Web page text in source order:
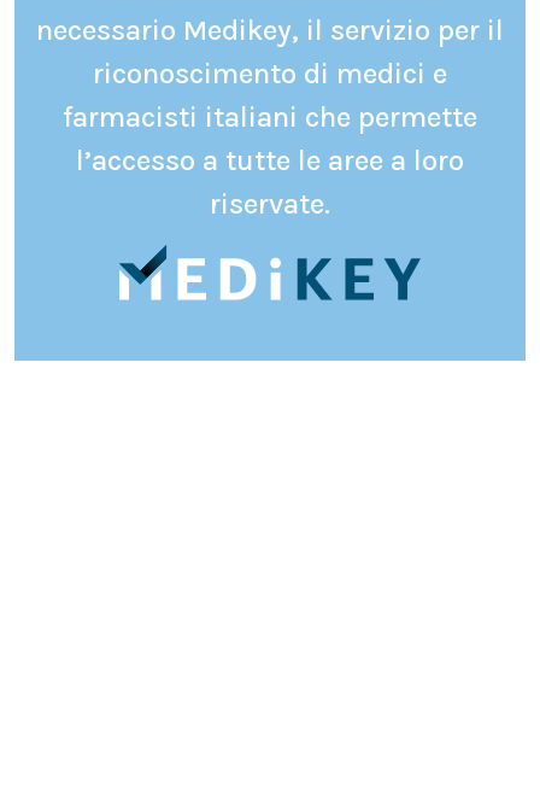
necessario Medikey, il servizio per il
riconoscimento di medici e
farmacisti italiani che permette
l’accesso a tutte le aree a loro
riservate.